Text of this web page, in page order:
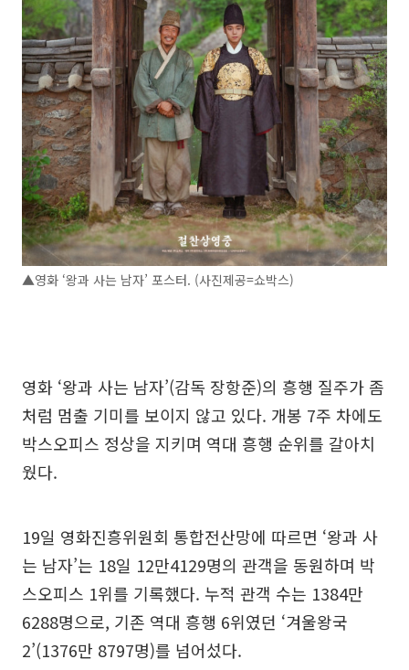
▲영화 ‘왕과 사는 남자’ 포스터. (사진제공=쇼박스)
영화 ‘왕과 사는 남자’(감독 장항준)의 흥행 질주가 좀
처럼 멈출 기미를 보이지 않고 있다. 개봉 7주 차에도
박스오피스 정상을 지키며 역대 흥행 순위를 갈아치
웠다.
19일 영화진흥위원회 통합전산망에 따르면 ‘왕과 사
는 남자’는 18일 12만4129명의 관객을 동원하며 박
스오피스 1위를 기록했다. 누적 관객 수는 1384만
6288명으로, 기존 역대 흥행 6위였던 ‘겨울왕국
2’(1376만 8797명)를 넘어섰다.